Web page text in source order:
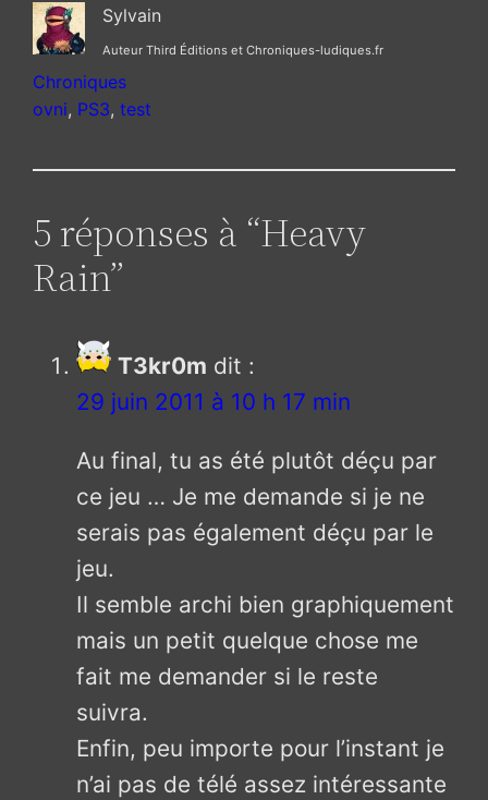
Sylvain
Auteur Third Éditions et Chroniques-ludiques.fr
Chroniques
ovni, PS3, test
5 réponses à “Heavy
Rain”
T3kr0m dit :
29 juin 2011 à 10 h 17 min
Au final, tu as été plutôt déçu par
ce jeu … Je me demande si je ne
serais pas également déçu par le
jeu.
Il semble archi bien graphiquement
mais un petit quelque chose me
fait me demander si le reste
suivra.
Enfin, peu importe pour l’instant je
n’ai pas de télé assez intéressante